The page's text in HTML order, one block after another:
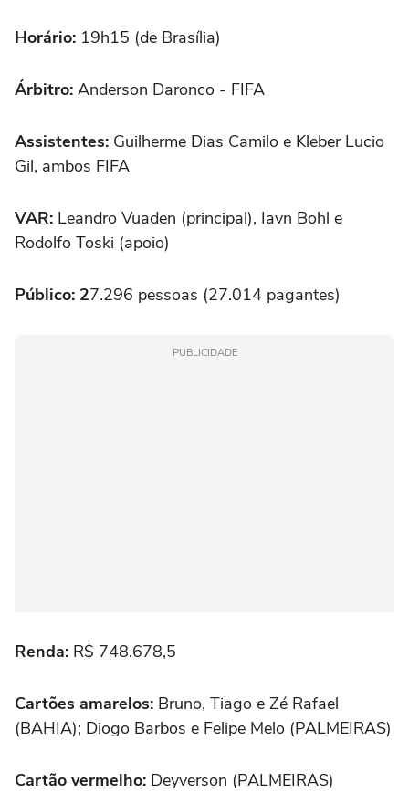
Horário: 19h15 (de Brasília)
Árbitro: Anderson Daronco - FIFA
Assistentes: Guilherme Dias Camilo e Kleber Lucio
Gil, ambos FIFA
VAR: Leandro Vuaden (principal), Iavn Bohl e
Rodolfo Toski (apoio)
Público: 27.296 pessoas (27.014 pagantes)
PUBLICIDADE
Renda: R$ 748.678,5
Cartões amarelos: Bruno, Tiago e Zé Rafael
(BAHIA); Diogo Barbos e Felipe Melo (PALMEIRAS)
Cartão vermelho: Deyverson (PALMEIRAS)